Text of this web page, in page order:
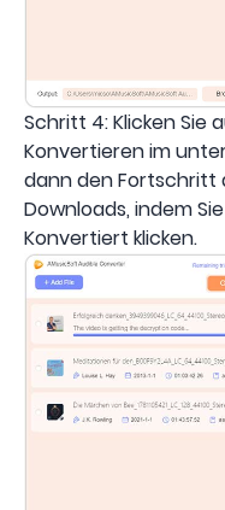
Schritt 4: Klicken Sie
Konvertieren im
dann den Fortschritt
Downloads, indem
Konvertiert klicken.